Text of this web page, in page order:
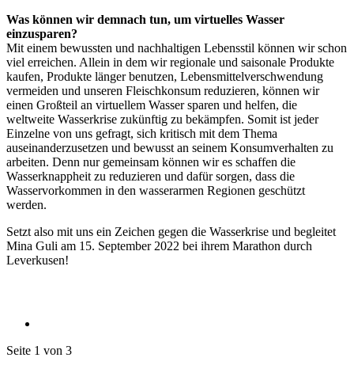
Was können wir demnach tun, um virtuelles Wasser
einzusparen?
Mit einem bewussten und nachhaltigen Lebensstil können wir schon
viel erreichen. Allein in dem wir regionale und saisonale Produkte
kaufen, Produkte länger benutzen, Lebensmittelverschwendung
vermeiden und unseren Fleischkonsum reduzieren, können wir
einen Großteil an virtuellem Wasser sparen und helfen, die
weltweite Wasserkrise zukünftig zu bekämpfen. Somit ist jeder
Einzelne von uns gefragt, sich kritisch mit dem Thema
auseinanderzusetzen und bewusst an seinem Konsumverhalten zu
arbeiten. Denn nur gemeinsam können wir es schaffen die
Wasserknappheit zu reduzieren und dafür sorgen, dass die
Wasservorkommen in den wasserarmen Regionen geschützt
werden.
Setzt also mit uns ein Zeichen gegen die Wasserkrise und begleitet
Mina Guli am 15. September 2022 bei ihrem Marathon durch
Leverkusen!
Seite 1 von 3